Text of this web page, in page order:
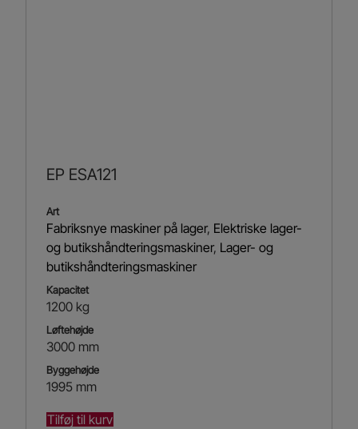
EP ESA121
Art
Fabriksnye maskiner på lager, Elektriske lager-
og butikshåndteringsmaskiner, Lager- og
butikshåndteringsmaskiner
Kapacitet
1200 kg
Løftehøjde
3000 mm
Byggehøjde
1995 mm
Tilføj til kurv